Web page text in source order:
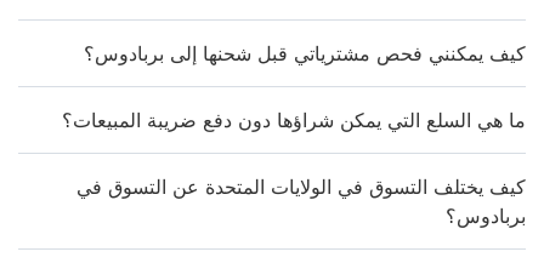
كيف يمكنني فحص مشترياتي قبل شحنها إلى بربادوس؟
ما هي السلع التي يمكن شراؤها دون دفع ضريبة المبيعات؟
كيف يختلف التسوق في الولايات المتحدة عن التسوق في
بربادوس؟